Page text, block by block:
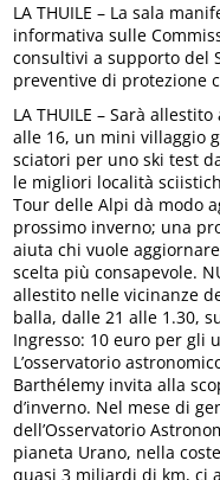
LA THUILE – La sala
informativa sulle
consultivi a supporto del
preventive di protezione
LA THUILE – Sarà
alle 16, un mini villaggio
sciatori per uno ski test
le migliori località
Tour delle Alpi dà modo
prossimo inverno; una
aiuta chi vuole
scelta più consapevole.
allestito nelle vicinanze
balla, dalle 21 alle 1.30,
Ingresso: 10 euro per gli
L’osservatorio
Barthélemy invita alla
d’inverno. Nel mese di
dell’Osservatorio
pianeta Urano, nella
quasi 3 miliardi di km, ci